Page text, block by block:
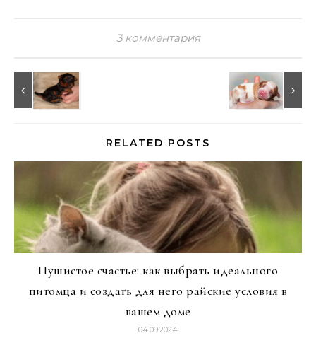
3 комментария
RELATED POSTS
Пушистое счастье: как выбрать идеального
питомца и создать для него райские условия в
вашем доме
04.09.2024